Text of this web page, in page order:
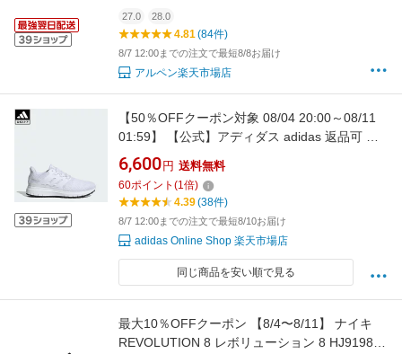
27.0 28.0
4.81(84件)
8/7 12:00までの注文で最短8/8お届け
アルペン楽天市場店
【50％OFFクーポン対象 08/04 20:00～08/11
01:59】 【公式】アディダス adidas 返品可 ラ
ッピング不可 ランニング Ultimashow スポーツ
ウェア メンズ シューズ・靴 スニーカー 白 ホワ
イト FX3631
6,600 円 送料無料
60ポイント (1倍)
4.39(38件)
8/7 12:00までの注文で最短8/10お届け
adidas Online Shop 楽天市場店
同じ商品を安い順で見る
最大10％OFFクーポン 【8/4〜8/11】 ナイキ
REVOLUTION 8 レボリューション 8 HJ9198-